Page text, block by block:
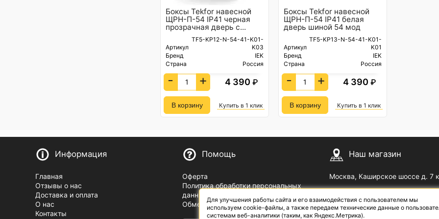
Боксы Tekfor навесной
ЩРН-П-54 IP41 черная
прозрачная дверь с...
Артикул
TF5-KP12-N-54-41-K01-
K03
Бренд
IEK
Страна
Россия
- + 4 390 ₽
Купить в 1 клик
Боксы Tekfor навесной
ЩРН-П-54 IP41 белая
дверь шиной 54 мод
Артикул
TF5-KP13-N-54-41-K01-
K01
Бренд
IEK
Страна
Россия
- + 4 390 ₽
Купить в 1 клик
Информация
Главная
Отзывы о нас
Доставка и оплата
О нас
Контакты
Помощь
Оферта
Политика обработки персональных
данных
Обмен и возврат
Наш магазин
Москва, Каширское шоссе д. 7
Сб с 10 до 17 | Выходной:
Для улучшения работы сайта и его взаимодействия с пользователем мы
используем cookie-файлы, а также передаем технические данные о
системам веб-аналитики (таким, как Яндекс.Метрика).